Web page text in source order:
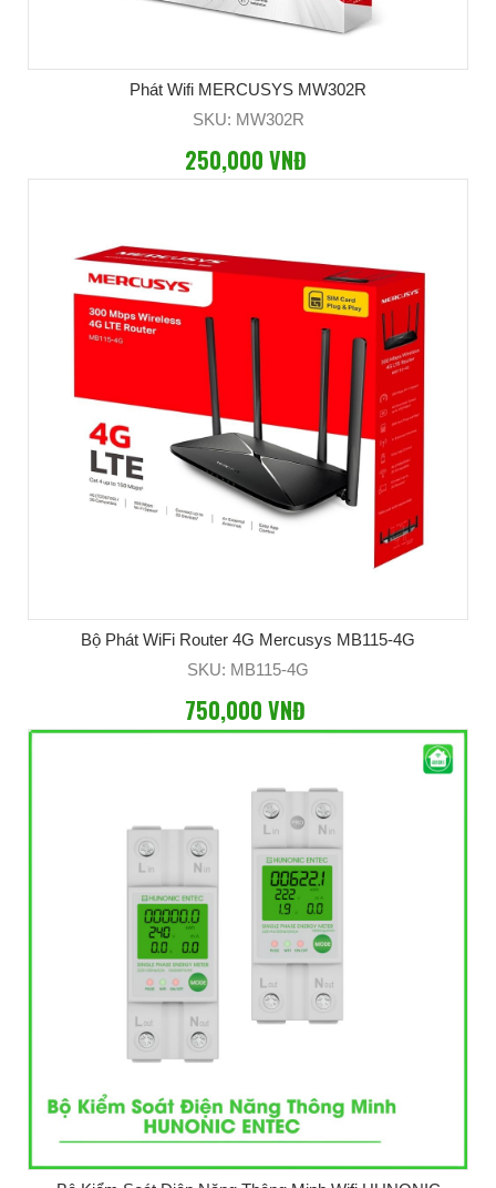
Phát Wifi MERCUSYS MW302R
SKU: MW302R
250,000 VNĐ
Bộ Phát WiFi Router 4G Mercusys MB115-4G
SKU: MB115-4G
750,000 VNĐ